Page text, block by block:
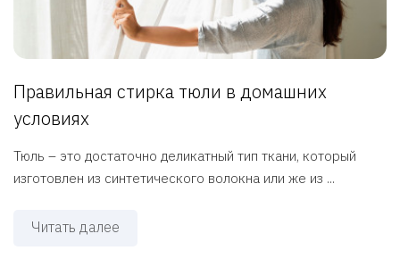
Правильная стирка тюли в домашних
условиях
Тюль – это достаточно деликатный тип ткани, который
изготовлен из синтетического волокна или же из ...
Читать далее